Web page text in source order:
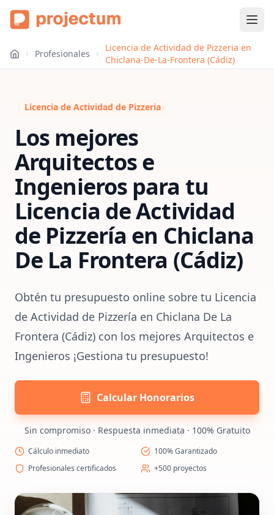
Profesionales
Licencia de Actividad de Pizzeria en
Chiclana-De-La-Frontera (Cádiz)
Licencia de Actividad de Pizzeria
Los mejores
Arquitectos e
Ingenieros para tu
Licencia de Actividad
de Pizzería en Chiclana
De La Frontera (Cádiz)
Obtén tu presupuesto online sobre tu Licencia
de Actividad de Pizzería en Chiclana De La
Frontera (Cádiz) con los mejores Arquitectos e
Ingenieros ¡Gestiona tu presupuesto!
Calcular Honorarios
Sin compromiso · Respuesta inmediata · 100% Gratuito
Cálculo inmediato
100% Garantizado
Profesionales certificados
+500 proyectos